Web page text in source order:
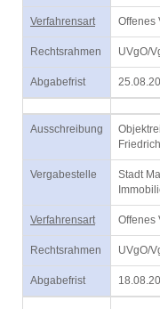
Verfahrensart Offenes
Rechtsrahmen UVgO/
Abgabefrist
Ausschreibung
Vergabestelle
Stadt
Verfahrensart Offenes
Rechtsrahmen UVgO/
Abgabefrist